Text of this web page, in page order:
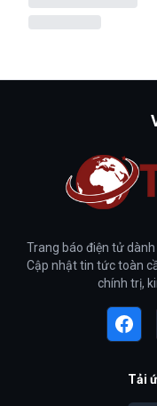
Trang báo điện tử
Cập nhật tin tức toàn
chính trị,
Tải